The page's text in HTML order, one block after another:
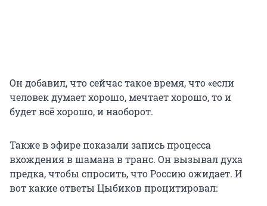
Он добавил, что сейчас такое время, что «если
человек думает хорошо, мечтает хорошо, то и
будет всё хорошо, и наоборот.
Также в эфире показали запись процесса
вхождения в шамана в транс. Он вызывал духа
предка, чтобы спросить, что Россию ожидает. И
вот какие ответы Цыбиков процитировал: